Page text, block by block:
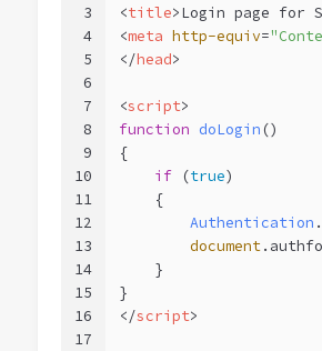
3
4
5
6
7
8
9
10
11
12
13
14
15
16
17
<title>Login page for
<meta http-equiv=
</head>
<script>
function doLogin ()
{
if (true)
    {
Authentication .
document.
    }
}
</script>